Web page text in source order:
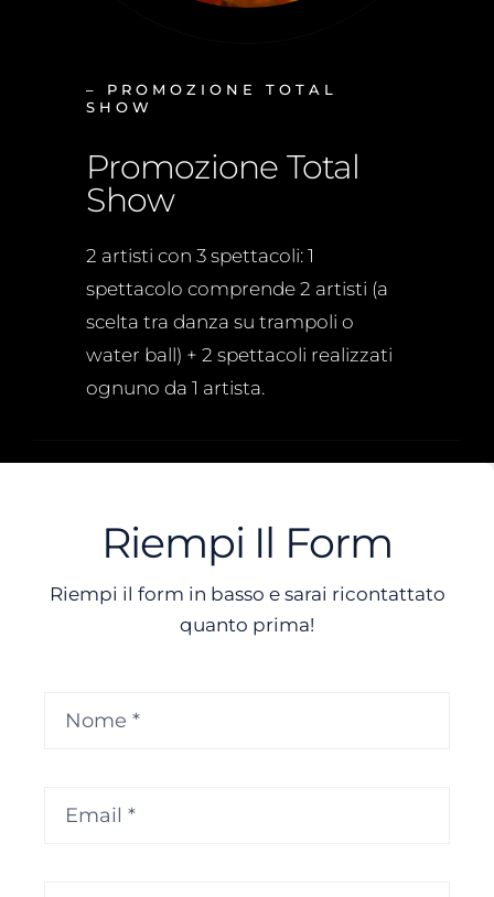
– PROMOZIONE TOTAL
SHOW
Promozione Total
Show
2 artisti con 3 spettacoli: 1
spettacolo comprende 2 artisti (a
scelta tra danza su trampoli o
water ball) + 2 spettacoli realizzati
ognuno da 1 artista.
Riempi Il Form
Riempi il form in basso e sarai ricontattato
quanto prima!